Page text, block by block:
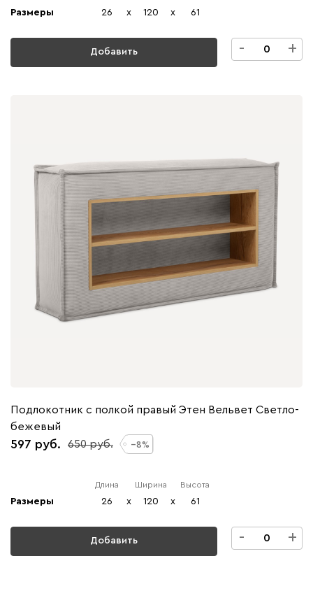
Размеры 26 x 120 x 61
Добавить - +
Подлокотник с полкой правый Этен Вельвет Светло-
бежевый
597 650 8
Размеры
Длина
26 x
Ширина
120 x
Высота
61
Добавить - +